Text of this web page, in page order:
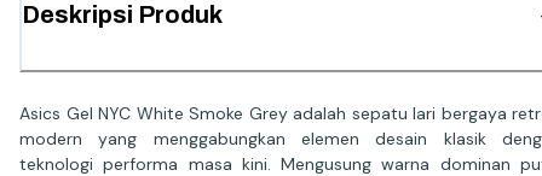
Deskripsi Produk
Asics Gel NYC White Smoke Grey adalah sepatu lari bergaya
modern yang menggabungkan elemen desain klasik
teknologi performa masa kini. Mengusung warna dominan